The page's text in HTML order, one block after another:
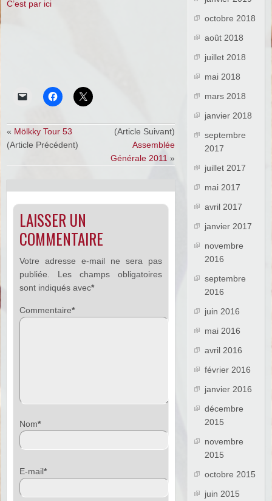
C’est par ici
« Mölkky Tour 53
(Article Précédent)
(Article Suivant)
Assemblée
Générale 2011»
LAISSER UN
COMMENTAIRE
Votre adresse e-mail ne sera pas
publiée.
Les champs obligatoires
sont indiqués avec*
Commentaire*
Nom*
E-mail*
octobre 2018
août 2018
juillet 2018
mai 2018
mars 2018
janvier 2018
septembre
2017
juillet 2017
mai 2017
avril 2017
janvier 2017
novembre
2016
septembre
2016
juin 2016
mai 2016
avril 2016
février 2016
janvier 2016
décembre
2015
novembre
2015
octobre 2015
juin 2015